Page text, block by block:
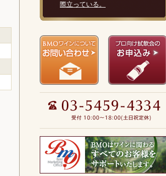
際立っている。